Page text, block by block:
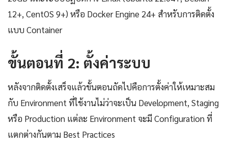
12+, CentOS 9+) หรือ Docker Engine 24+ สำหรับการติดตั้ง
แบบ Container
ขั้นตอนที่ 2: ตั้งค่าระบบ
หลังจากติดตั้งเสร็จแล้วขั้นตอนถัดไปคือการตั้งค่าให้เหมาะสม
กับ Environment ที่ใช้งานไม่ว่าจะเป็น Development, Staging
หรือ Production แต่ละ Environment จะมี Configuration ที่
แตกต่างกันตาม Best Practices